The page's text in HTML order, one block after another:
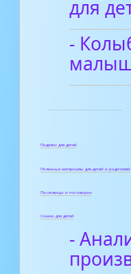
для
-
Поделки для детей
Полезные материалы для детей и родителей
Пословицы и поговорки
Сказки для детей
-